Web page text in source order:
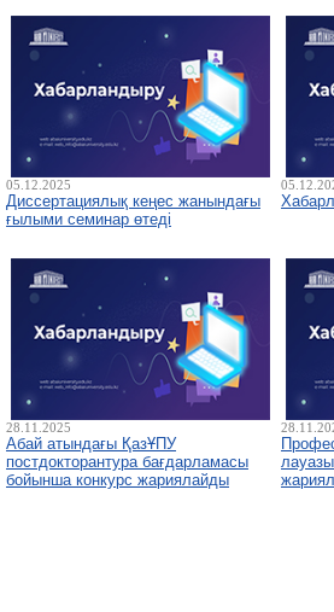
05.12.2025
Диссертациялық кеңес жанындағы
ғылыми семинар өтеді
28.11.2025
Абай атындағы ҚазҰПУ
постдокторантура бағдарламасы
бойынша конкурс жариялайды